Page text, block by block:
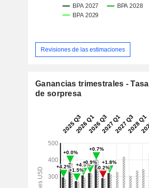
Revisiones de las estimaciones
Ganancias trimestrales - Tasa
de sorpresa